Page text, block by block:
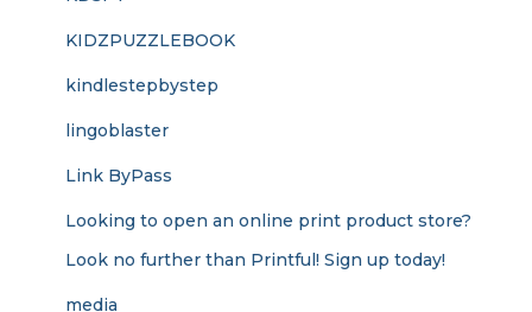
KIDZPUZZLEBOOK
kindlestepbystep
lingoblaster
Link ByPass
Looking to open an online print product store?
Look no further than Printful! Sign up today!
media